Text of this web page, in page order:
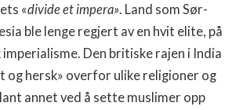
«divide et impera». Land som Sør-
ble lenge regjert av en hvit elite, på
Den britiske rajen i India
og hersk» overfor ulike religioner og
annet ved å sette muslimer opp